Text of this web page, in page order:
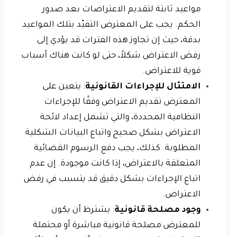
مواعيد ثابتة لتقديم الاعتراضات بعد صدور
الحكم. يجب على المعترض التقيّد بتلك المواعيد
بدقة، حيث إن تجاوز هذه الفترات قد يؤدي إلى
رفض الاعتراض شكلاً، حتى لو كانت هناك أسباب
قوية للاعتراض.
الامتثال للإجراءات القانونية: يتعين على
المعترض تقديم الاعتراض وفقًا للإجراءات
النظامية المحددة، والتي تشمل إعداد لائحة
الاعتراض بشكل صحيح واتباع البيانات الشكلية
المطلوبة. كذلك، يجب دفع الرسوم القضائية
المتعلقة بالاعتراض، إذا كانت موجودة. إن عدم
اتباع الإجراءات بشكل دقيق قد يتسبب في رفض
الاعتراض.
وجود مصلحة قانونية: يشترط أن يكون
للمعترض مصلحة قانونية مباشرة أو محتملة